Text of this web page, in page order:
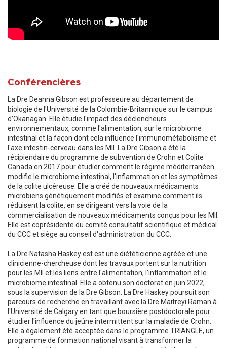
Conférencières
La Dre Deanna Gibson est professeure au département de
biologie de l'Université de la Colombie-Britannique sur le campus
d'Okanagan. Elle étudie l'impact des déclencheurs
environnementaux, comme l'alimentation, sur le microbiome
intestinal et la façon dont cela influence l'immunométabolisme et
l'axe intestin-cerveau dans les MII. La Dre Gibson a été la
récipiendaire du programme de subvention de Crohn et Colite
Canada en 2017 pour étudier comment le régime méditerranéen
modifie le microbiome intestinal, l'inflammation et les symptômes
de la colite ulcéreuse. Elle a créé de nouveaux médicaments
microbiens génétiquement modifiés et examine comment ils
réduisent la colite, en se dirigeant vers la voie de la
commercialisation de nouveaux médicaments conçus pour les MII.
Elle est coprésidente du comité consultatif scientifique et médical
du CCC et siège au conseil d'administration du CCC.
La Dre Natasha Haskey est est une diététicienne agréée et une
clinicienne-chercheuse dont les travaux portent sur la nutrition
pour les MII et les liens entre l'alimentation, l'inflammation et le
microbiome intestinal. Elle a obtenu son doctorat en juin 2022,
sous la supervision de la Dre Gibson. La Dre Haskey poursuit son
parcours de recherche en travaillant avec la Dre Maitreyi Raman à
l'Université de Calgary en tant que boursière postdoctorale pour
étudier l'influence du jeûne intermittent sur la maladie de Crohn.
Elle a également été acceptée dans le programme TRIANGLE, un
programme de formation national visant à transformer la